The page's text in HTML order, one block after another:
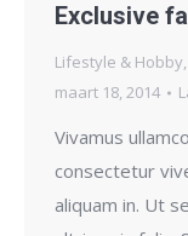
Exclusive
Lifestyle & Hobby,
maart 18, 2014
Vivamus
consectetur
aliquam in. Ut